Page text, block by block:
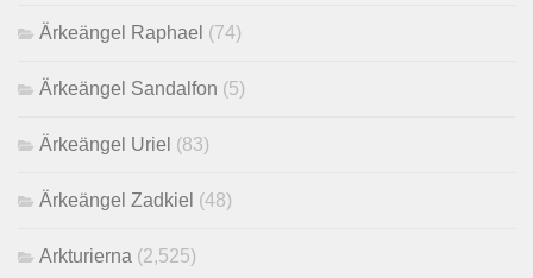
Ärkeängel Raphael (74)
Ärkeängel Sandalfon (5)
Ärkeängel Uriel (83)
Ärkeängel Zadkiel (48)
Arkturierna (2,525)